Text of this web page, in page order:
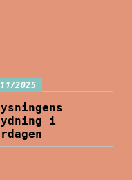
2025
i